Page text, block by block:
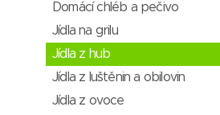
Domácí chléb a pečivo
Jídla na grilu
Jídla z hub
Jídla z luštěnin a obilovin
Jídla z ovoce